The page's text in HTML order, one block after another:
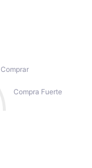
Comprar
Compra Fuerte